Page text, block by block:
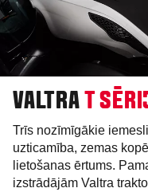
VALTRA T
Trīs nozīmīgākie
uzticamība, zemas
lietošanas ērtums.
izstrādājām Valtra